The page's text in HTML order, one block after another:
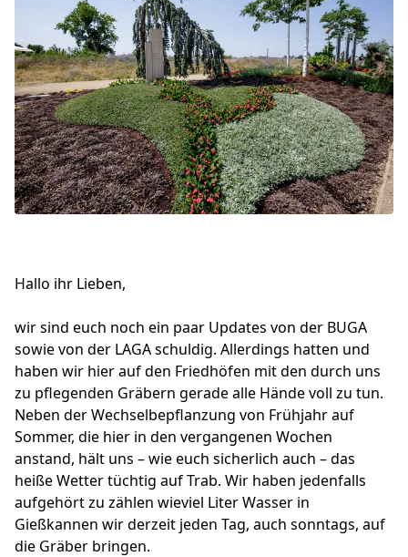
Hallo ihr Lieben,
wir sind euch noch ein paar Updates von der BUGA
sowie von der LAGA schuldig. Allerdings hatten und
haben wir hier auf den Friedhöfen mit den durch uns
zu pflegenden Gräbern gerade alle Hände voll zu tun.
Neben der Wechselbepflanzung von Frühjahr auf
Sommer, die hier in den vergangenen Wochen
anstand, hält uns – wie euch sicherlich auch – das
heiße Wetter tüchtig auf Trab. Wir haben jedenfalls
aufgehört zu zählen wieviel Liter Wasser in
Gießkannen wir derzeit jeden Tag, auch sonntags, auf
die Gräber bringen.